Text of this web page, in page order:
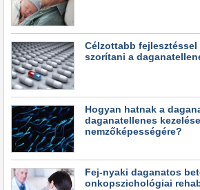
Célzottabb
szorítani a
Hogyan hatnak a
daganatellenes
nemzőképességére?
Fej-nyaki daganatos
onkopszichológiai